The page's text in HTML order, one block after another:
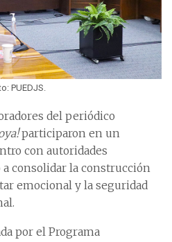
PUEDJS.
del periódico
participaron en un
con autoridades
consolidar la construcción
emocional y la seguridad
por el Programa